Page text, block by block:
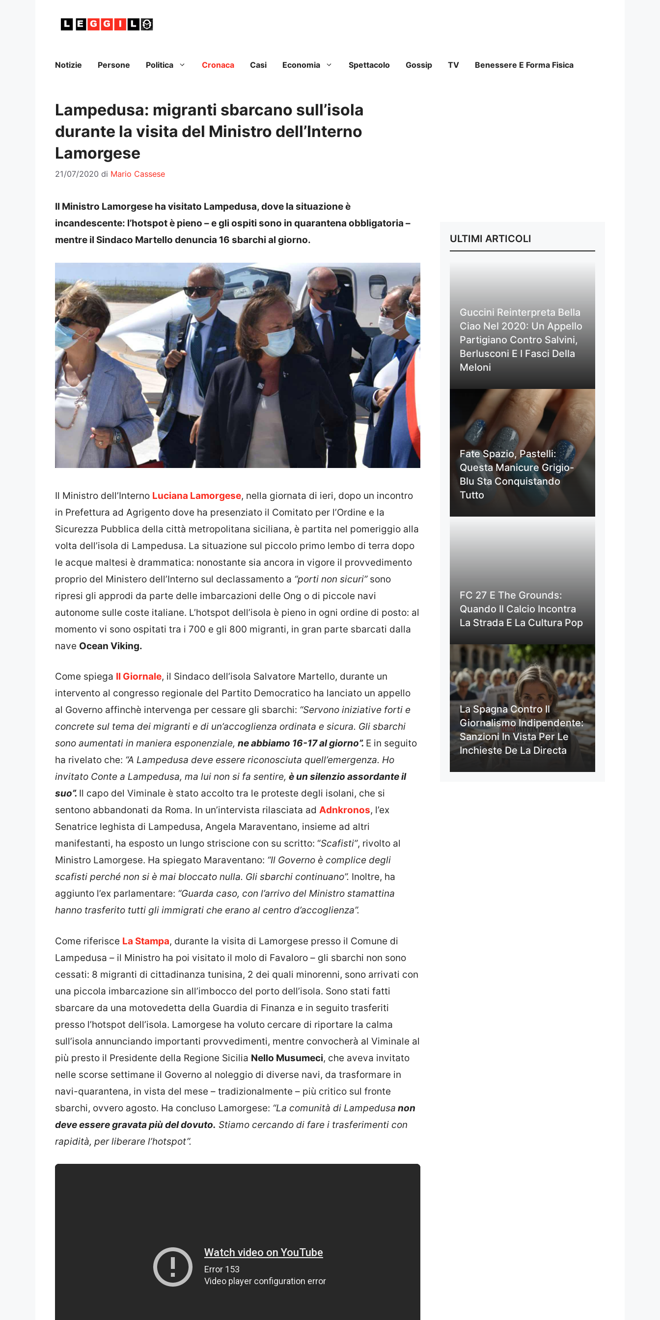
Notizie Persone Politica Cronaca Casi Economia Spettacolo Gossip TV Benessere E Forma Fisica
Lampedusa: migranti sbarcano sull’isola
durante la visita del Ministro dell’Interno
Lamorgese
21/07/2020 di Mario Cassese
Il Ministro Lamorgese ha visitato Lampedusa, dove la situazione è
incandescente: l’hotspot è pieno – e gli ospiti sono in quarantena obbligatoria –
mentre il Sindaco Martello denuncia 16 sbarchi al giorno.
Il Ministro dell’Interno Luciana Lamorgese, nella giornata di ieri, dopo un incontro
in Prefettura ad Agrigento dove ha presenziato il Comitato per l’Ordine e la
Sicurezza Pubblica della città metropolitana siciliana, è partita nel pomeriggio alla
volta dell’isola di Lampedusa. La situazione sul piccolo primo lembo di terra dopo
le acque maltesi è drammatica: nonostante sia ancora in vigore il provvedimento
proprio del Ministero dell’Interno sul declassamento a “porti non sicuri”sono
ripresi gli approdi da parte delle imbarcazioni delle Ong o di piccole navi
autonome sulle coste italiane. L’hotspot dell’isola è pieno in ogni ordine di posto: al
momento vi sono ospitati tra i 700 e gli 800 migranti, in gran parte sbarcati dalla
nave Ocean Viking.
Come spiega Il Giornale, il Sindaco dell’isola Salvatore Martello, durante un
intervento al congresso regionale del Partito Democratico ha lanciato un appello
al Governo affinchè intervenga per cessare gli sbarchi: “Servono iniziative forti e
concrete sul tema dei migranti e di un’accoglienza ordinata e sicura. Gli sbarchi
sono aumentati in maniera esponenziale, ne abbiamo 16-17 al giorno”. E in seguito
ha rivelato che: “A Lampedusa deve essere riconosciuta quell’emergenza. Ho
invitato Conte a Lampedusa, ma lui non si fa sentire, è un silenzio assordante il
suo”. Il capo del Viminale è stato accolto tra le proteste degli isolani, che si
sentono abbandonati da Roma. In un’intervista rilasciata ad Adnkronos, l’ex
Senatrice leghista di Lampedusa, Angela Maraventano, insieme ad altri
manifestanti, ha esposto un lungo striscione con su scritto: “Scafisti”, rivolto al
Ministro Lamorgese. Ha spiegato Maraventano: “Il Governo è complice degli
scafisti perché non si è mai bloccato nulla. Gli sbarchi continuano”. Inoltre, ha
aggiunto l’ex parlamentare: “Guarda caso, con l’arrivo del Ministro stamattina
hanno trasferito tutti gli immigrati che erano al centro d’accoglienza”.
Come riferisce La Stampa, durante la visita di Lamorgese presso il Comune di
Lampedusa – il Ministro ha poi visitato il molo di Favaloro – gli sbarchi non sono
cessati: 8 migranti di cittadinanza tunisina, 2 dei quali minorenni, sono arrivati con
una piccola imbarcazione sin all’imbocco del porto dell’isola. Sono stati fatti
sbarcare da una motovedetta della Guardia di Finanza e in seguito trasferiti
presso l’hotspot dell’isola. Lamorgese ha voluto cercare di riportare la calma
sull’isola annunciando importanti provvedimenti, mentre convocherà al Viminale al
più presto il Presidente della Regione Sicilia Nello Musumeci, che aveva invitato
nelle scorse settimane il Governo al noleggio di diverse navi, da trasformare in
navi-quarantena, in vista del mese – tradizionalmente – più critico sul fronte
sbarchi, ovvero agosto. Ha concluso Lamorgese: “La comunità di Lampedusa non
deve essere gravata più del dovuto. Stiamo cercando di fare i trasferimenti con
rapidità, per liberare l’hotspot”.
ULTIMI ARTICOLI
Guccini Reinterpreta Bella
Ciao Nel 2020: Un Appello
Partigiano Contro Salvini,
Berlusconi E I Fasci Della
Meloni
Fate Spazio, Pastelli:
Questa Manicure Grigio-
Blu Sta Conquistando
Tutto
FC 27 E The Grounds:
Quando Il Calcio Incontra
La Strada E La Cultura Pop
La Spagna Contro Il
Giornalismo Indipendente:
Sanzioni In Vista Per Le
Inchieste De La Directa